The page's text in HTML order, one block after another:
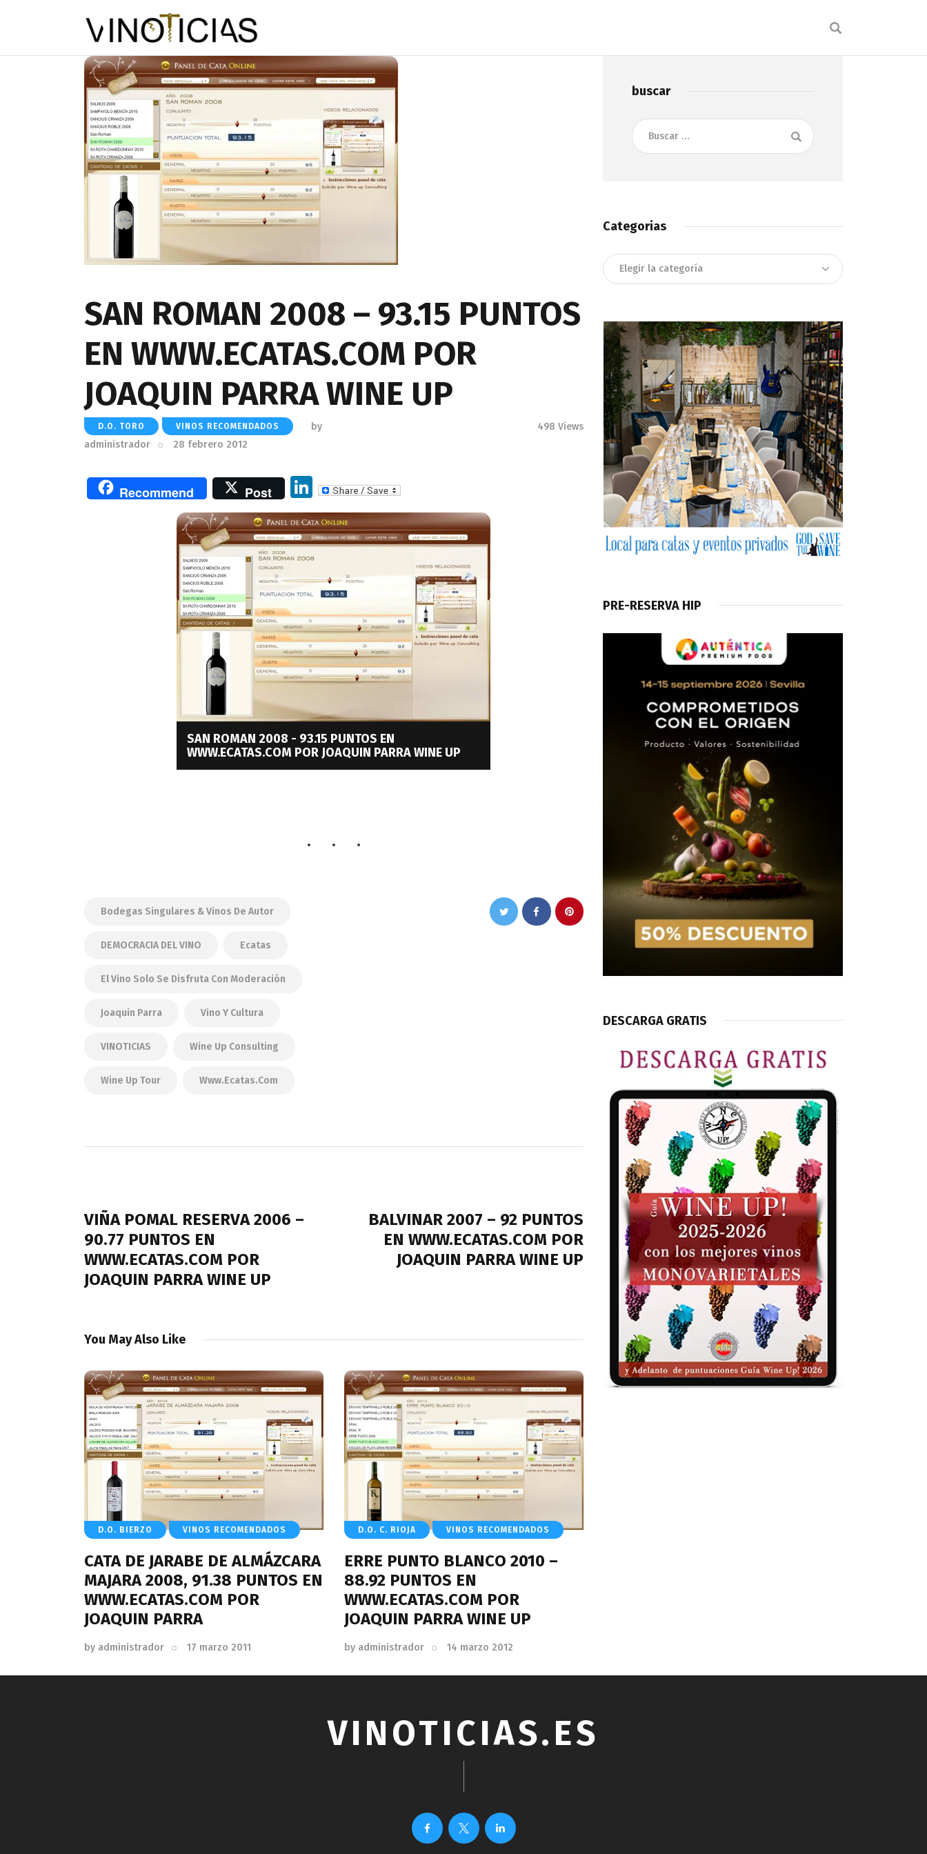
SAN ROMAN 2008 – 93.15 PUNTOS
EN WWW.ECATAS.COM POR
JOAQUIN PARRA WINE UP
D.O. TORO VINOS RECOMENDADOS
by
administrador
28 febrero 2012
498 Views
Recommend Post
Li
n
k
e
dI
n
SAN ROMAN 2008 - 93.15 PUNTOS EN
WWW.ECATAS.COM POR JOAQUIN PARRA WINE UP
Bodegas Singulares & Vinos De Autor
DEMOCRACIA DEL VINO Ecatas
El Vino Solo Se Disfruta Con Moderación
Joaquin Parra Vino Y Cultura
VINOTICIAS Wine Up Consulting
Wine Up Tour Www.ecatas.com
entradas
VIÑA POMAL RESERVA 2006 –
90.77 PUNTOS EN
WWW.ECATAS.COM POR
JOAQUIN PARRA WINE UP
BALVINAR 2007 – 92 PUNTOS
EN WWW.ECATAS.COM POR
JOAQUIN PARRA WINE UP
You May Also Like
D.O. BIERZO VINOS RECOMENDADOS
CATA DE JARABE DE ALMÁZCARA
MAJARA 2008, 91.38 PUNTOS EN
WWW.ECATAS.COM POR
JOAQUIN PARRA
by administrador 17 marzo 2011
D.O. C. RIOJA VINOS RECOMENDADOS
ERRE PUNTO BLANCO 2010 –
88.92 PUNTOS EN
WWW.ECATAS.COM POR
JOAQUIN PARRA WINE UP
by administrador 14 marzo 2012
buscar
Buscar:
Categorias
Categorias
PRE-RESERVA HIP
DESCARGA GRATIS
VINOTICIAS.ES